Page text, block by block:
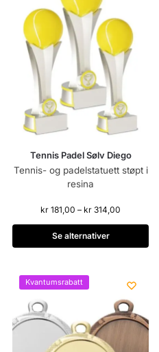
Tennis Padel Sølv Diego
Tennis- og padelstatuett støpt i
resina
kr 181,00 – kr 314,00
Se alternativer
Kvantumsrabatt